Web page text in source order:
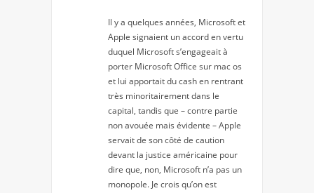
Il y a quelques années, Microsoft et
Apple signaient un accord en vertu
duquel Microsoft s’engageait à
porter Microsoft Office sur mac os
et lui apportait du cash en rentrant
très minoritairement dans le
capital, tandis que – contre partie
non avouée mais évidente – Apple
servait de son côté de caution
devant la justice américaine pour
dire que, non, Microsoft n’a pas un
monopole. Je crois qu’on est